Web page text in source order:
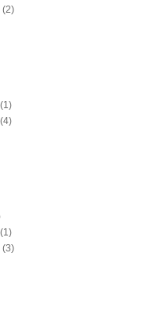
(2)
(1)
(4)
(1)
(3)